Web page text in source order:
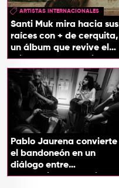
ARTISTAS INTERNACIONALES
Santi Muk mira hacia sus
raíces con + de cerquita,
un álbum que revive el
origen de sus canciones
Pablo Jaurena convierte
el bandoneón en un
diálogo entre
generaciones con el